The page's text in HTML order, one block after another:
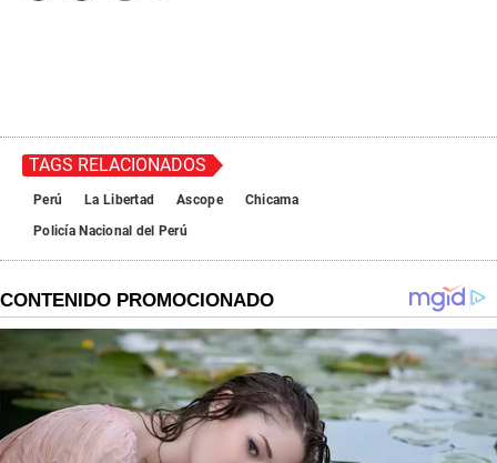
TAGS RELACIONADOS
Perú La Libertad Ascope
Chicama
Policía Nacional del Perú